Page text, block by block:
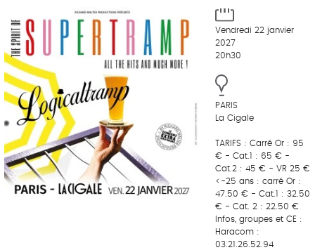
Vendredi 22 janvier
2027
20h30
PARIS
La Cigale
TARIFS : Carré Or : 95
€ - Cat.1 : 65 € -
Cat.2 : 45 € - VR 25 €
<-25 ans : carré Or :
47.50 € - Cat.1 : 32.50
€ - Cat. 2 : 22.50 €
Infos, groupes et CE :
Haracom :
03.21.26.52.94